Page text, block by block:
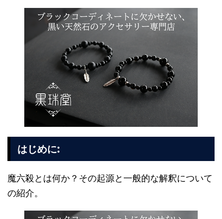
はじめに:
魔六殺とは何か？その起源と一般的な解釈について
の紹介。